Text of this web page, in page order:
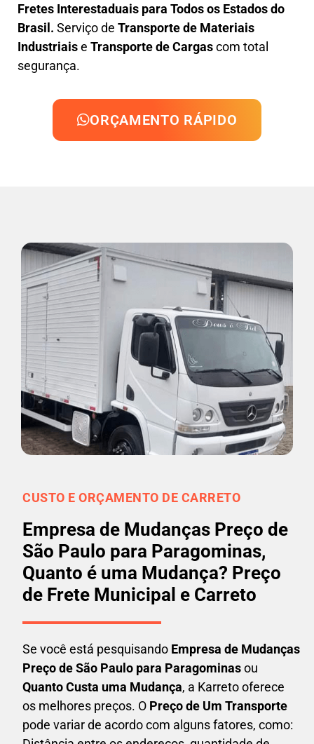
Fretes Interestaduais para Todos os Estados do
Brasil. Serviço de Transporte de Materiais
Industriaise Transporte de Cargascom total
segurança.
ORÇAMENTO RÁPIDO
CUSTO E ORÇAMENTO DE CARRETO
Empresa de Mudanças Preço de
São Paulo para Paragominas,
Quanto é uma Mudança? Preço
de Frete Municipal e Carreto
Se você está pesquisando Empresa de Mudanças
Preço de São Paulo para Paragominasou
Quanto Custa uma Mudança, a Karreto oferece
os melhores preços. O Preço de Um Transporte
pode variar de acordo com alguns fatores, como: